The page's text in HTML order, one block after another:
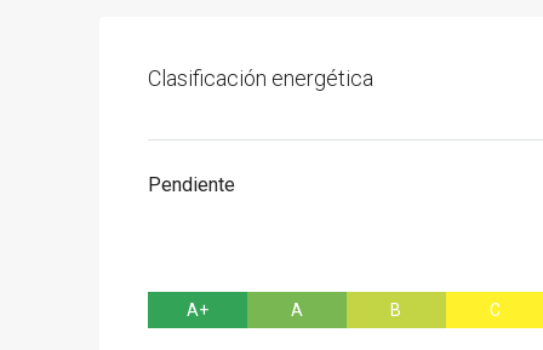
Clasificación energética
Pendiente
A+ A B C